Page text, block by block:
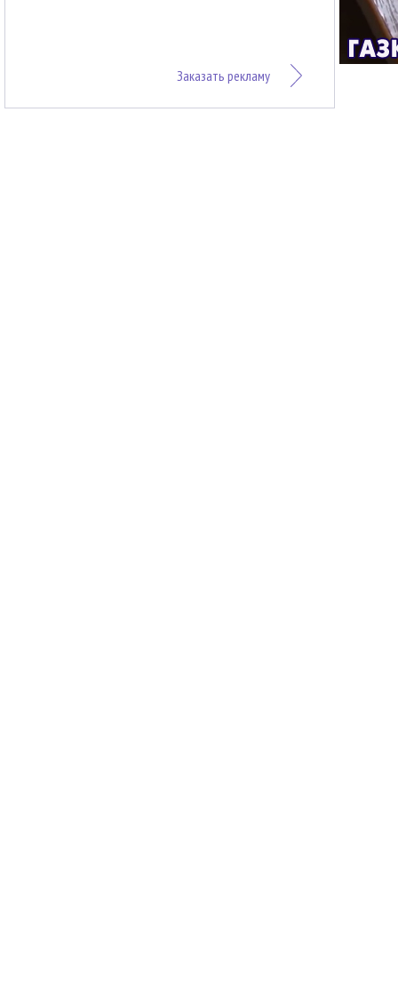
Заказать рекламу